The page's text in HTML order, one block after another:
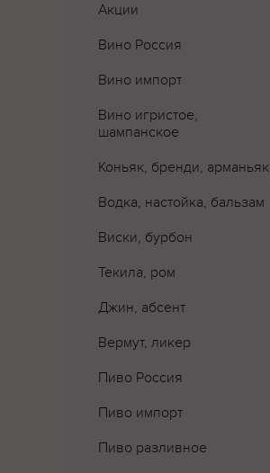
Акции
Вино Россия
Вино импорт
Вино игристое,
шампанское
Коньяк, бренди, арманьяк
Водка, настойка, бальзам
Виски, бурбон
Текила, ром
Джин, абсент
Вермут, ликер
Пиво Россия
Пиво импорт
Пиво разливное